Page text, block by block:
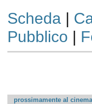
Scheda|
Pubblico |
prossimamente al cinema